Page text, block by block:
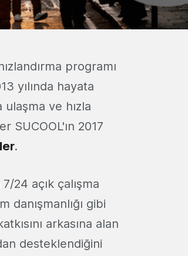
programı
yılında hayata
ve hızla
SUCOOL'ın 2017
.
7/24 açık çalışma
danışmanlığı gibi
arkasına alan
desteklendiğini